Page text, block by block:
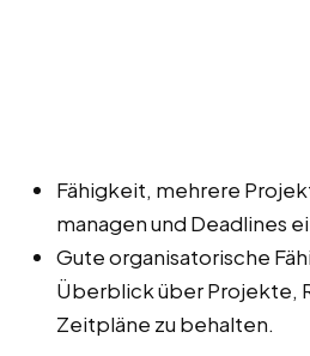
Fähigkeit, mehrere
managen und Deadlines
Gute organisatorische
Überblick über Projekte,
Zeitpläne zu behalten.